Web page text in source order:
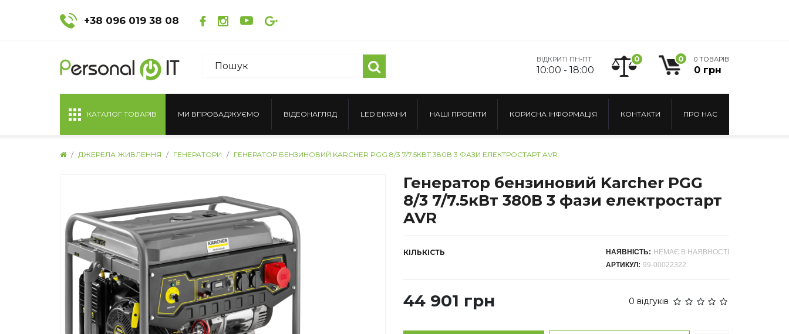
+38 096 019 38 08
ВІДКРИТІ ПН-ПТ
10:00 - 18:00
0 0 0 ТОВАРІВ
0 грн
КАТАЛОГ ТОВАРІВ МИ ВПРОВАДЖУЄМО ВІДЕОНАГЛЯД LED ЕКРАНИ НАШІ ПРОЕКТИ КОРИСНА ІНФОРМАЦІЯ КОНТАКТИ ПРО НАС
ДЖЕРЕЛА ЖИВЛЕННЯ ГЕНЕРАТОРИ ГЕНЕРАТОР БЕНЗИНОВИЙ KARCHER PGG 8/3 7/7.5КВТ 380В 3 ФАЗИ ЕЛЕКТРОСТАРТ AVR
Генератор бензиновий Karcher PGG
8/3 7/7.5кВт 380В 3 фази електростарт
AVR
КІЛЬКІСТЬ НАЯВНІСТЬ: НЕМАЄ В НАЯВНОСТІ
АРТИКУЛ: 99-00022322
44 901 грн 0 відгуків